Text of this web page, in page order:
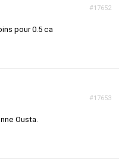
#17652
pour 0.5 ca
#17653
Ousta.